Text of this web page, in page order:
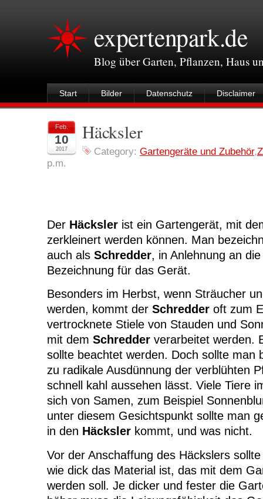
expertenpark.de
Blog über Garten, Pflanzen, Haus
Start Bilder Datenschutz Disclaimer
Feb.
10
2017
Häcksler
Category: Gartengeräte und Zubehör,
p.m.
Der Häcksler ist ein Gartengerät, mit
zerkleinert werden können. Man
auch als Schredder, in Anlehnung an
Bezeichnung für das Gerät.
Besonders im Herbst, wenn Sträucher
werden, kommt der Schredder oft zum
vertrocknete Stiele von Stauden und
mit dem Schredder verarbeitet werden.
sollte beachtet werden. Doch sollte man
zu radikale Ausdünnung der verblühten
schnell kahl aussehen lässt. Viele Tiere
sich von Samen, zum Beispiel
unter diesem Gesichtspunkt sollte man
in den Häcksler kommt, und was nicht.
Vor der Anschaffung des Häckslers
wie dick das Material ist, das mit dem
werden soll. Je dicker und fester die